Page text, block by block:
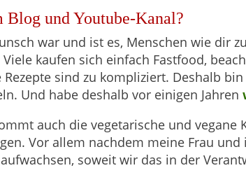
Blog und Youtube-Kanal?
war und ist es, Menschen wie dir
Viele kaufen sich einfach Fastfood,
Rezepte sind zu kompliziert. Deshalb
Und habe deshalb vor einigen Jahren
auch die vegetarische und
Vor allem nachdem meine Frau
soweit wir das in der